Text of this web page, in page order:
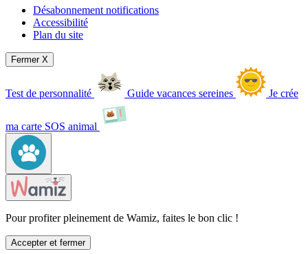
Désabonnement notifications
Accessibilité
Plan du site
Fermer X
Test de personnalité Guide vacances sereines Je crée
ma carte SOS animal
Pour profiter pleinement de Wamiz, faites le bon clic !
Accepter et fermer